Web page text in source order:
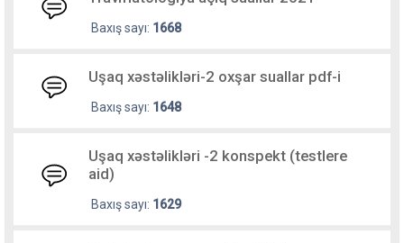
Baxış sayı: 1668
Uşaq xəstəlikləri-2 oxşar suallar pdf-i
Baxış sayı: 1648
Uşaq xəstəlikləri -2 konspekt (testlere
aid)
Baxış sayı: 1629